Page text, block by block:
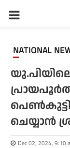
NATIONAL
ചെയ്യാൻ
Dec 02, 2024, 9:10